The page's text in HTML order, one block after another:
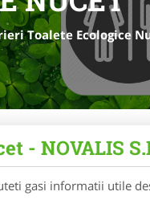
Toalete Ecologice
- NOVALIS
gasi informatii utile